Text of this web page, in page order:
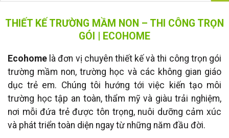
THIẾT KẾ TRƯỜNG MẦM NON – THI CÔNG TRỌN
GÓI | ECOHOME
Ecohome là đơn vị chuyên thiết kế và thi công trọn gói
trường mầm non, trường học và các không gian giáo
dục trẻ em. Chúng tôi hướng tới việc kiến tạo môi
trường học tập an toàn, thẩm mỹ và giàu trải nghiệm,
nơi mỗi đứa trẻ được tôn trọng, nuôi dưỡng cảm xúc
và phát triển toàn diện ngay từ những năm đầu đời.